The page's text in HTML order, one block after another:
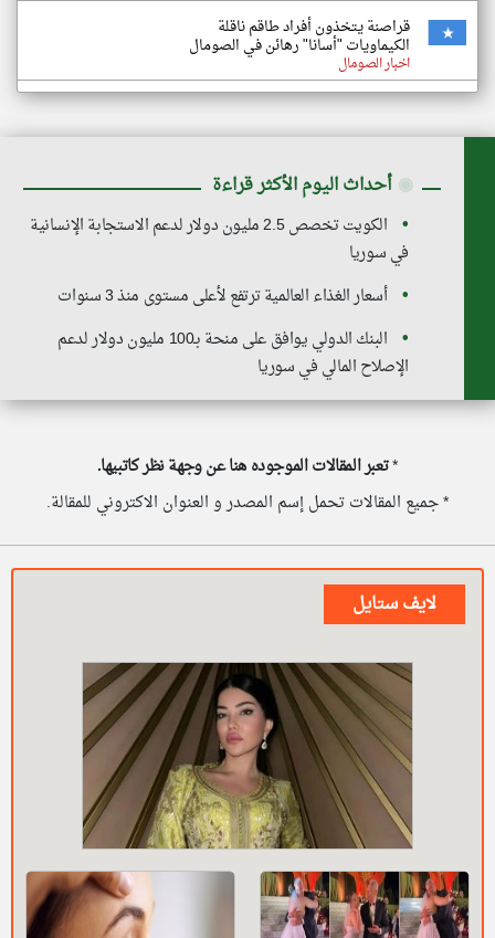
قراصنة يتخذون أفراد طاقم ناقلة
الكيماويات "أسانا" رهائن في الصومال
اخبار الصومال
◉ أحداث اليوم الأكثر قراءة
الكويت تخصص 2.5 مليون دولار لدعم الاستجابة الإنسانية
في سوريا
أسعار الغذاء العالمية ترتفع لأعلى مستوى منذ 3 سنوات
البنك الدولي يوافق على منحة بـ100 مليون دولار لدعم
الإصلاح المالي في سوريا
*تعبر المقالات الموجوده هنا عن وجهة نظر كاتبيها.
* جميع المقالات تحمل إسم المصدر و العنوان الاكتروني للمقالة.
لايف ستايل